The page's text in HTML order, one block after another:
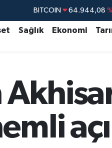
DOLAR 47,7436
EURO 55,2510
BİST100
Sağlık Ekonomi